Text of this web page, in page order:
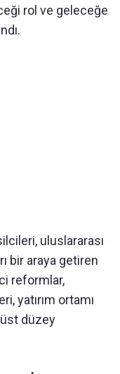
rol ve geleceğe
uluslararası
bir araya getiren
reformlar,
yatırım ortamı
üst düzey